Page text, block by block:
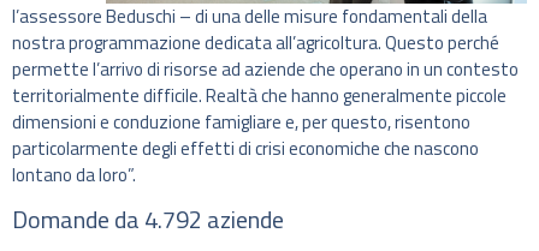
l’assessore Beduschi – di una delle misure fondamentali della
nostra programmazione dedicata all’agricoltura. Questo perché
permette l’arrivo di risorse ad aziende che operano in un contesto
territorialmente difficile. Realtà che hanno generalmente piccole
dimensioni e conduzione famigliare e, per questo, risentono
particolarmente degli effetti di crisi economiche che nascono
lontano da loro”.
Domande da 4.792 aziende